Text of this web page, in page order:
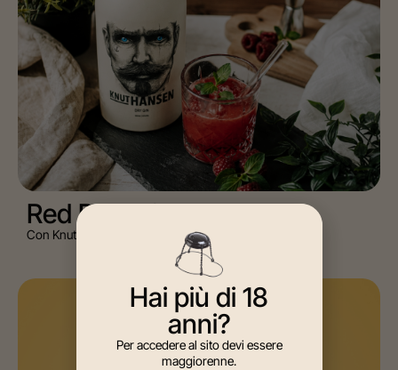
Red Berry Smash
Con Knut Hansen Dry Gin
AGAVE, MIXOLOGY
Hai più di 18
anni?
Per accedere al sito devi essere
maggiorenne.